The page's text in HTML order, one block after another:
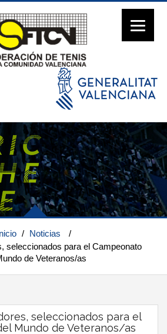
/ Noticias
/
seleccionados para el Campeonato
de Veteranos/as
seleccionados para el
Mundo de Veteranos/as